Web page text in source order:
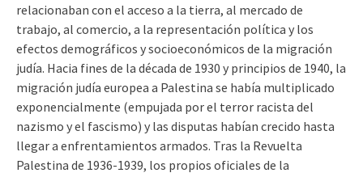
relacionaban con el acceso a la tierra, al mercado de
trabajo, al comercio, a la representación política y los
efectos demográficos y socioeconómicos de la migración
judía. Hacia fines de la década de 1930 y principios de 1940, la
migración judía europea a Palestina se había multiplicado
exponencialmente (empujada por el terror racista del
nazismo y el fascismo) y las disputas habían crecido hasta
llegar a enfrentamientos armados. Tras la Revuelta
Palestina de 1936-1939, los propios oficiales de la